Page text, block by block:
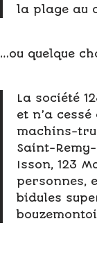
la plage au
…ou quelque
La société
et n’a
machins-
Saint-
Isson, 123
personnes,
bidules